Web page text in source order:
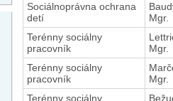
Sociálnoprávna ochrana
detí
Mgr.
Terénny sociálny
pracovník
Mgr.
Terénny sociálny
pracovník
Mgr.
Terénny sociálny